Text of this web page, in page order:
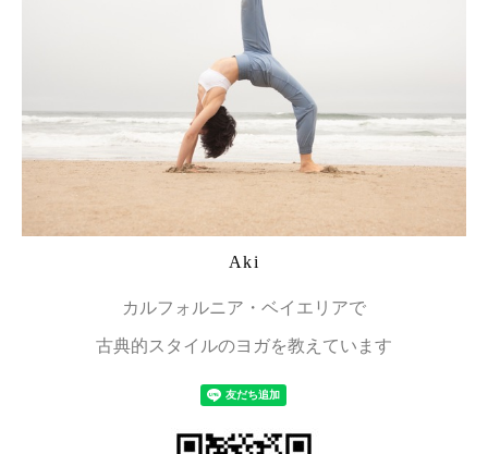
Aki
カルフォルニア・ベイエリアで
古典的スタイルのヨガを教えています